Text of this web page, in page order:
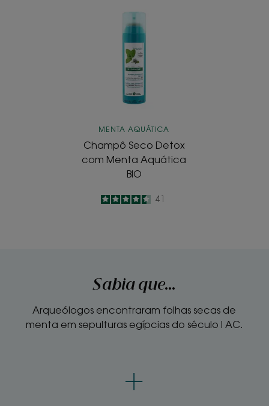
Seco
Detox
com
Menta
Aquática
BIO
MENTA AQUÁTICA
Champô Seco Detox
com Menta Aquática
BIO
4.5
/
5
41
Sabia que...
Arqueólogos encontraram folhas secas de
menta em sepulturas egípcias do século I AC.